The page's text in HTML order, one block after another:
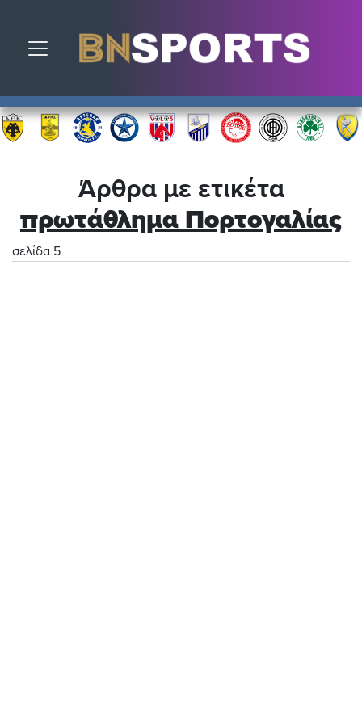
Toggle navigation
Άρθρα με ετικέτα
πρωτάθλημα Πορτογαλίας
σελίδα 5